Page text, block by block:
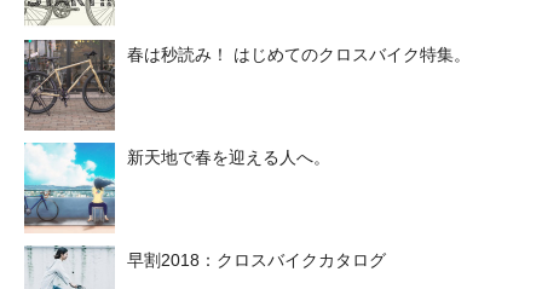
春は秒読み！ はじめてのクロスバイク特集。
新天地で春を迎える人へ。
早割2018：クロスバイクカタログ